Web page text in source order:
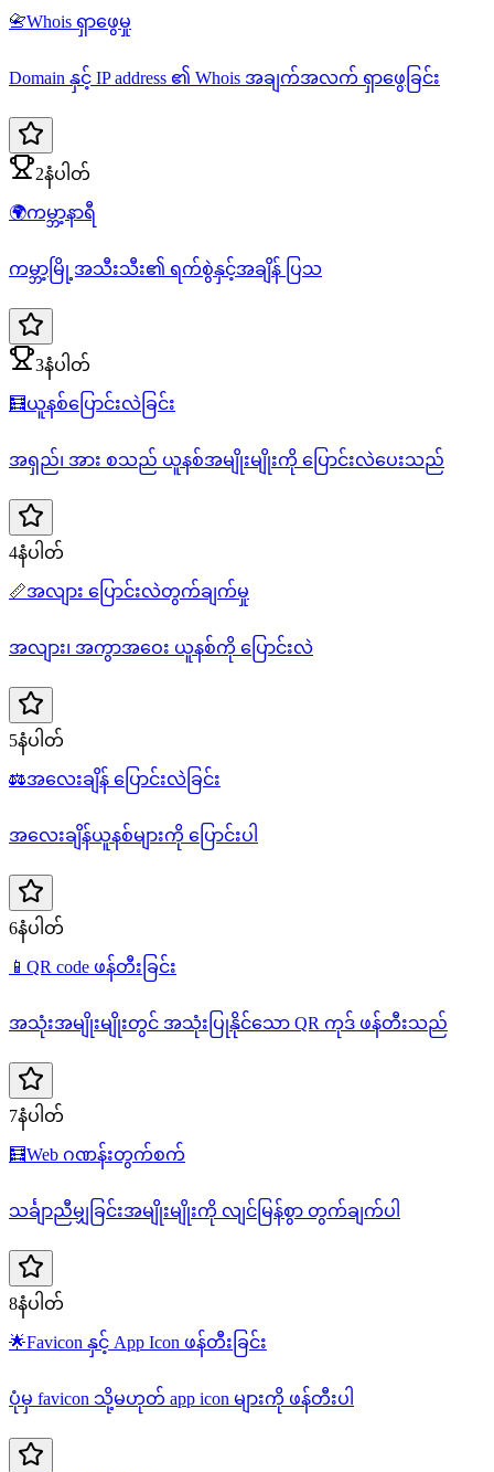
📇Whois ရှာဖွေမှု
Domain နှင့် IP address ၏ Whois အချက်အလက် ရှာဖွေခြင်း
2နံပါတ်
🌍ကမ္ဘာ့နာရီ
ကမ္ဘာ့မြို့အသီးသီး၏ ရက်စွဲနှင့်အချိန် ပြသ
3နံပါတ်
🧮ယူနစ်ပြောင်းလဲခြင်း
အရှည်၊ အား စသည် ယူနစ်အမျိုးမျိုးကို ပြောင်းလဲပေးသည်
4နံပါတ်
📏အလျား ပြောင်းလဲတွက်ချက်မှု
အလျား၊ အကွာအဝေး ယူနစ်ကို ပြောင်းလဲ
5နံပါတ်
⚖️အလေးချိန် ပြောင်းလဲခြင်း
အလေးချိန်ယူနစ်များကို ပြောင်းပါ
6နံပါတ်
📱 QR code ဖန်တီးခြင်း
အသုံးအမျိုးမျိုးတွင် အသုံးပြုနိုင်သော QR ကုဒ် ဖန်တီးသည်
7နံပါတ်
🧮Web ဂဏန်းတွက်စက်
သင်္ချာညီမျှခြင်းအမျိုးမျိုးကို လျင်မြန်စွာ တွက်ချက်ပါ
8နံပါတ်
🌟Favicon နှင့် App Icon ဖန်တီးခြင်း
ပုံမှ favicon သို့မဟုတ် app icon များကို ဖန်တီးပါ